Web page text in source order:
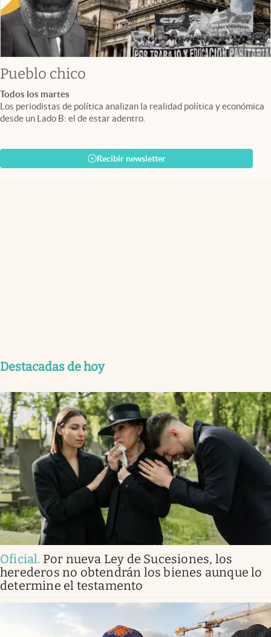
Pueblo chico
Todos los martes
Los periodistas de política analizan la realidad política y económica
desde un Lado B: el de estar adentro.
Recibir newsletter
Destacadas de hoy
Oficial. Por nueva Ley de Sucesiones, los
herederos no obtendrán los bienes aunque lo
determine el testamento